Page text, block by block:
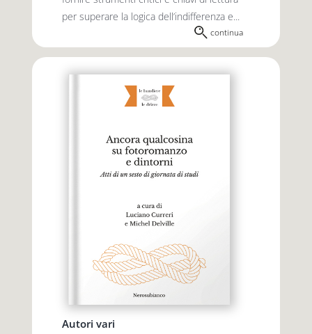
per superare la logica dell’indiffe­renza e...
continua
Autori vari